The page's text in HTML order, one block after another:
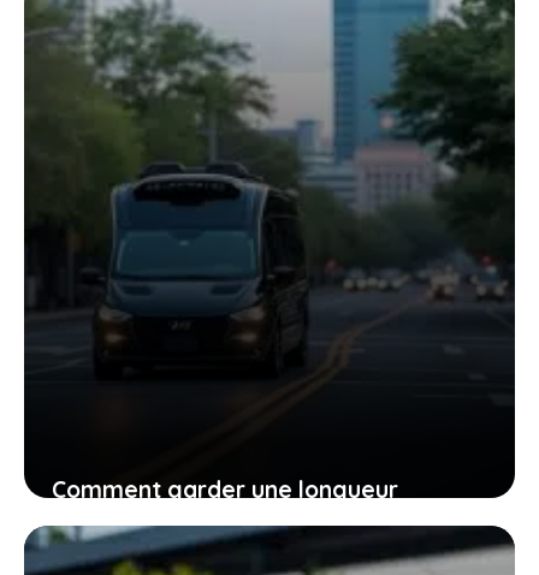
relation à la vitesse
24 décembre 2025
Comment garder une longueur
d’avance face aux voitures-radars
banalisées sur la route ?